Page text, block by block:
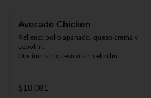
Avocado Chicken
Relleno: pollo apanado, queso crema y
cebollín.
Opción: sin queso o sin cebollín.
$10.081